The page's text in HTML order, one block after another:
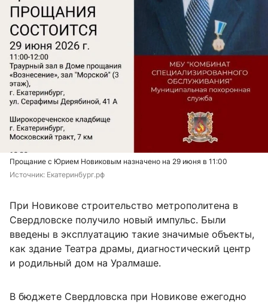
Прощание с Юрием Новиковым назначено на 29 июня в 11:00
Источник: Екатеринбург.рф
При Новикове строительство метрополитена в
Свердловске получило новый импульс. Были
введены в эксплуатацию такие значимые объекты,
как здание Театра драмы, диагностический центр
и родильный дом на Уралмаше.
В бюджете Свердловска при Новикове ежегодно